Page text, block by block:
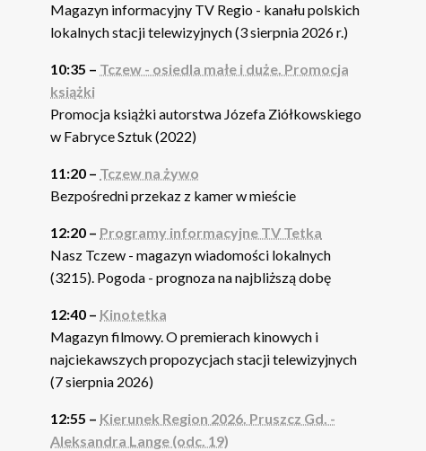
Magazyn informacyjny TV Regio - kanału polskich
lokalnych stacji telewizyjnych (3 sierpnia 2026 r.)
10:35 – Tczew - osiedla małe i duże. Promocja
książki
Promocja książki autorstwa Józefa Ziółkowskiego
w Fabryce Sztuk (2022)
11:20 – Tczew na żywo
Bezpośredni przekaz z kamer w mieście
12:20 – Programy informacyjne TV Tetka
Nasz Tczew - magazyn wiadomości lokalnych
(3215). Pogoda - prognoza na najbliższą dobę
12:40 – Kinotetka
Magazyn filmowy. O premierach kinowych i
najciekawszych propozycjach stacji telewizyjnych
(7 sierpnia 2026)
12:55 – Kierunek Region 2026. Pruszcz Gd. -
Aleksandra Lange (odc. 19)